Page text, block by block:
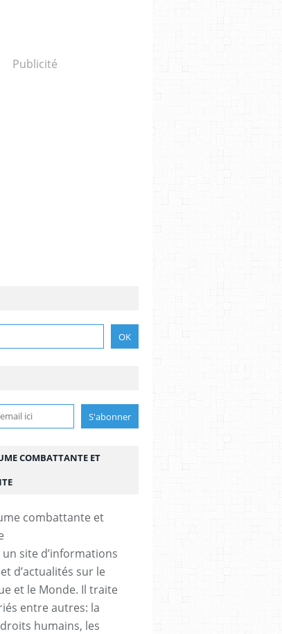
Publicité
COMBATTANTE ET
site d’informations
d’actualités sur le
et le Monde. Il traite
entre autres: la
humains, les